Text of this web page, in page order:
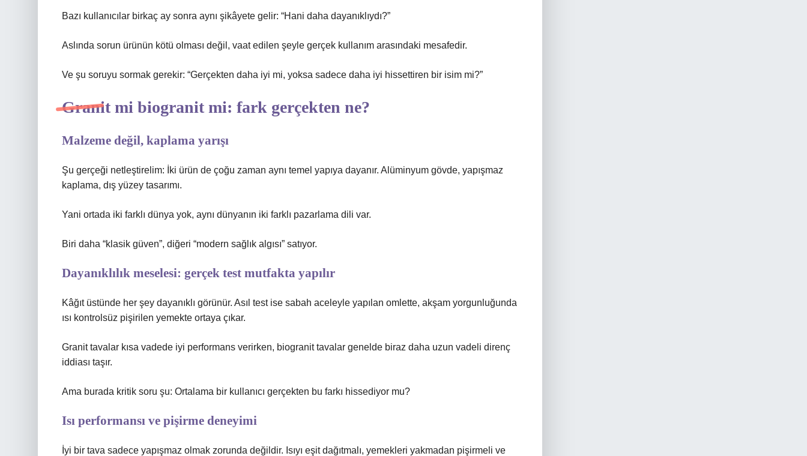
Bazı kullanıcılar birkaç ay sonra aynı şikâyete gelir: “Hani daha dayanıklıydı?”
Aslında sorun ürünün kötü olması değil, vaat edilen şeyle gerçek kullanım arasındaki mesafedir.
Ve şu soruyu sormak gerekir: “Gerçekten daha iyi mi, yoksa sadece daha iyi hissettiren bir isim mi?”
Granit mi biogranit mi: fark gerçekten ne?
Malzeme değil, kaplama yarışı
Şu gerçeği netleştirelim: İki ürün de çoğu zaman aynı temel yapıya dayanır. Alüminyum gövde, yapışmaz
kaplama, dış yüzey tasarımı.
Yani ortada iki farklı dünya yok, aynı dünyanın iki farklı pazarlama dili var.
Biri daha “klasik güven”, diğeri “modern sağlık algısı” satıyor.
Dayanıklılık meselesi: gerçek test mutfakta yapılır
Kâğıt üstünde her şey dayanıklı görünür. Asıl test ise sabah aceleyle yapılan omlette, akşam yorgunluğunda
ısı kontrolsüz pişirilen yemekte ortaya çıkar.
Granit tavalar kısa vadede iyi performans verirken, biogranit tavalar genelde biraz daha uzun vadeli direnç
iddiası taşır.
Ama burada kritik soru şu: Ortalama bir kullanıcı gerçekten bu farkı hissediyor mu?
Isı performansı ve pişirme deneyimi
İyi bir tava sadece yapışmaz olmak zorunda değildir. Isıyı eşit dağıtmalı, yemekleri yakmadan pişirmeli ve